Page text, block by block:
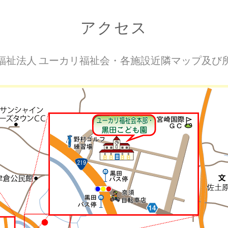
アクセス
祉法人 ユーカリ福祉会・各施設近隣マップ及び